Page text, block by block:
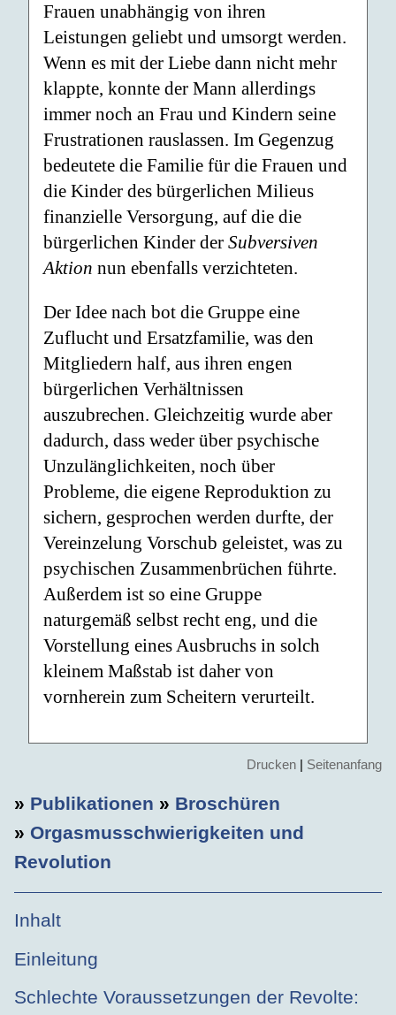
Frauen unabhängig von ihren
Leistungen geliebt und umsorgt werden.
Wenn es mit der Liebe dann nicht mehr
klappte, konnte der Mann allerdings
immer noch an Frau und Kindern seine
Frustrationen rauslassen. Im Gegenzug
bedeutete die Familie für die Frauen und
die Kinder des bürgerlichen Milieus
finanzielle Versorgung, auf die die
bürgerlichen Kinder der Subversiven
Aktion nun ebenfalls verzichteten.
Der Idee nach bot die Gruppe eine
Zuflucht und Ersatzfamilie, was den
Mitgliedern half, aus ihren engen
bürgerlichen Verhältnissen
auszubrechen. Gleichzeitig wurde aber
dadurch, dass weder über psychische
Unzulänglichkeiten, noch über
Probleme, die eigene Reproduktion zu
sichern, gesprochen werden durfte, der
Vereinzelung Vorschub geleistet, was zu
psychischen Zusammenbrüchen führte.
Außerdem ist so eine Gruppe
naturgemäß selbst recht eng, und die
Vorstellung eines Ausbruchs in solch
kleinem Maßstab ist daher von
vornherein zum Scheitern verurteilt.
Drucken | Seitenanfang
» Publikationen » Broschüren
» Orgasmusschwierigkeiten und
Revolution
Inhalt
Einleitung
Schlechte Voraussetzungen der Revolte: